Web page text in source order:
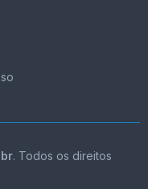
. Todos os direitos